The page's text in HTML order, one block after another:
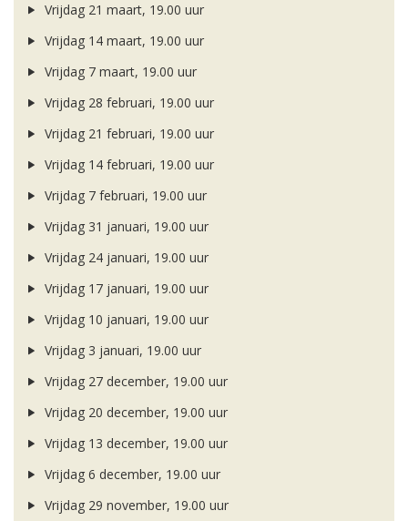
Vrijdag 21 maart, 19.00 uur
Vrijdag 14 maart, 19.00 uur
Vrijdag 7 maart, 19.00 uur
Vrijdag 28 februari, 19.00 uur
Vrijdag 21 februari, 19.00 uur
Vrijdag 14 februari, 19.00 uur
Vrijdag 7 februari, 19.00 uur
Vrijdag 31 januari, 19.00 uur
Vrijdag 24 januari, 19.00 uur
Vrijdag 17 januari, 19.00 uur
Vrijdag 10 januari, 19.00 uur
Vrijdag 3 januari, 19.00 uur
Vrijdag 27 december, 19.00 uur
Vrijdag 20 december, 19.00 uur
Vrijdag 13 december, 19.00 uur
Vrijdag 6 december, 19.00 uur
Vrijdag 29 november, 19.00 uur